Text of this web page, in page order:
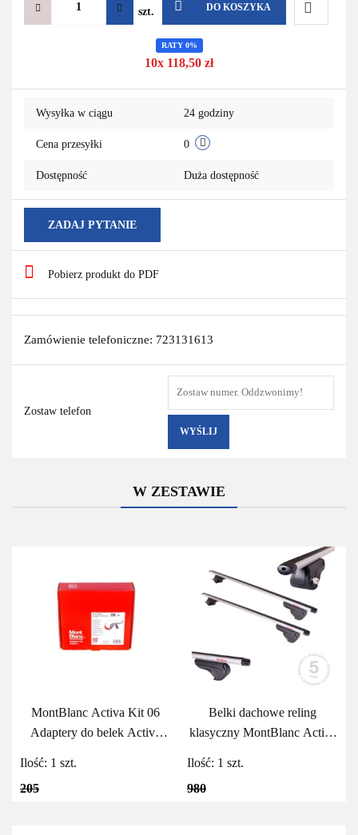
szt. DO KOSZYKA
RATY 0%
10x 118,50 zł
Wysyłka w ciągu 24 godziny
Cena przesyłki 0
Dostępność Duża dostępność
ZADAJ PYTANIE
Pobierz produkt do PDF
Zamówienie telefoniczne: 723131613
Zostaw telefon
WYŚLIJ
W ZESTAWIE
MontBlanc Activa Kit 06
Adaptery do belek Activa
205
Ilość: 1 szt.
Belki dachowe reling
klasyczny MontBlanc Activa
980
Ilość: 1 szt.